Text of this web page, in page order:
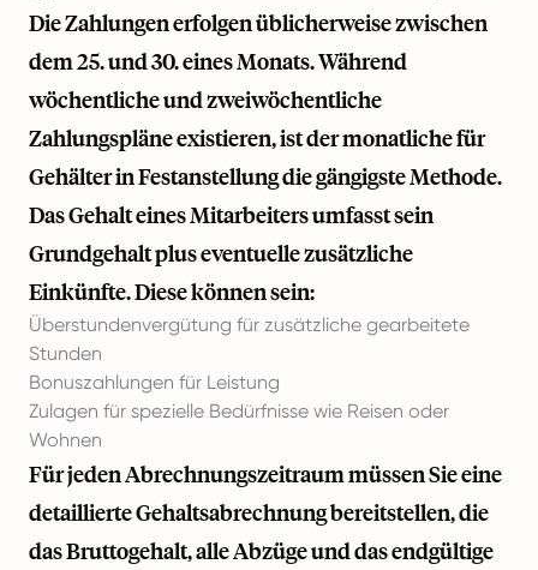
Die Zahlungen erfolgen üblicherweise zwischen
dem 25. und 30. eines Monats. Während
wöchentliche und zweiwöchentliche
Zahlungspläne existieren, ist der monatliche für
Gehälter in Festanstellung die gängigste Methode.
Das Gehalt eines Mitarbeiters umfasst sein
Grundgehalt plus eventuelle zusätzliche
Einkünfte. Diese können sein:
Überstundenvergütung für zusätzliche gearbeitete
Stunden
Bonuszahlungen für Leistung
Zulagen für spezielle Bedürfnisse wie Reisen oder
Wohnen
Für jeden Abrechnungszeitraum müssen Sie eine
detaillierte Gehaltsabrechnung bereitstellen, die
das Bruttogehalt, alle Abzüge und das endgültige